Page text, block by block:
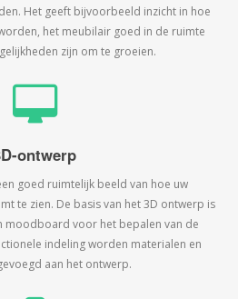
Het geeft bijvoorbeeld inzicht in hoe
het meubilair goed in de ruimte
zijn om te groeien.
ontwerp
goed ruimtelijk beeld van hoe uw
te zien. De basis van het 3D ontwerp is
moodboard voor het bepalen van de
indeling worden materialen en
aan het ontwerp.